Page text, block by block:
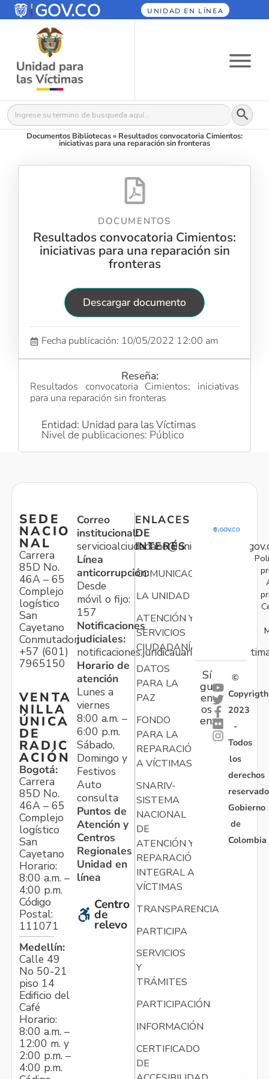
UNIDAD EN LÍNEA
Buscar: Botón
Documentos Bibliotecas» Resultados convocatoria Cimientos:
iniciativas para una reparación sin fronteras
DOCUMENTOS
Resultados convocatoria Cimientos:
iniciativas para una reparación sin
fronteras
Descargar documento
Fecha publicación: 10/05/2022 12:00 am
Reseña:
Resultados convocatoria Cimientos: iniciativas
para una reparación sin fronteras
Entidad: Unidad para las Víctimas
Nivel de publicaciones: Público
SEDE
NACIO
NAL
Carrera
85D No.
46A – 65
Complejo
logístico
San
Cayetano
Conmutador:
+57 (601)
7965150
VENTA
NILLA
ÚNICA
DE
RADIC
ACIÓN
Bogotá:
Carrera
85D No.
46A – 65
Complejo
logístico
San
Cayetano
Horario:
8:00 a.m. –
4:00 p.m.
Código
Postal:
111071
Medellín:
Calle 49
No 50-21
piso 14
Edificio del
Café
Horario:
8:00 a.m. –
12:00 m. y
2:00 p.m. –
4:00 p.m.
Correo
institucional:
Línea
anticorrupción:
Desde
móvil o fijo:
157
Notificaciones
judiciales:
Horario de
atención
Lunes a
viernes
8:00 a.m. –
6:00 p.m.
Sábado,
Domingo y
Festivos
Auto
consulta
Puntos de
Atención y
Centros
Regionales
Unidad en
línea
Centro
de
relevo
ENLACES
DE
INTERÉS
COMUNICACIONES
LA UNIDAD
ATENCIÓN Y
SERVICIOS
CIUDADANÍA
DATOS
PARA LA
PAZ
FONDO
PARA LA
REPARACIÓN
A VÍCTIMAS
SNARIV-
SISTEMA
NACIONAL
DE
ATENCIÓN Y
REPARACIÓN
INTEGRAL A
VÍCTIMAS
TRANSPARENCIA
PARTICIPA
SERVICIOS
Y
TRÁMITES
PARTICIPACIÓN
INFORMACIÓN
CERTIFICADO
DE
Sí
gu
en
os
en:
©
Copyrigth
2023
-
Todos
los
derechos
Gobierno
de
Colombia